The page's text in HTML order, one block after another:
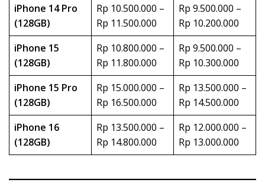
iPhone 14 Pro
(128GB)
Rp 10.500.000 –
Rp 11.500.000
Rp 9.500.000 –
Rp 10.200.000
iPhone 15
(128GB)
Rp 10.800.000 –
Rp 11.800.000
Rp 9.500.000 –
Rp 10.300.000
iPhone 15 Pro
(128GB)
Rp 15.000.000 –
Rp 16.500.000
Rp 13.500.000 –
Rp 14.500.000
iPhone 16
(128GB)
Rp 13.500.000 –
Rp 14.800.000
Rp 12.000.000 –
Rp 13.000.000